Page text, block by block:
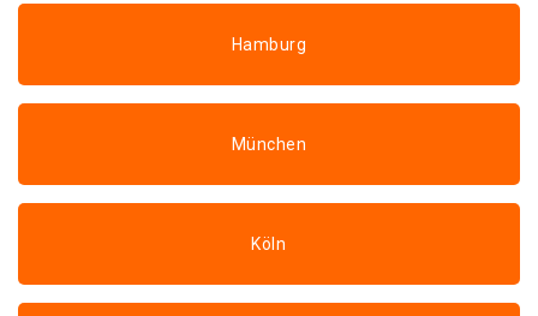
Hamburg
München
Köln